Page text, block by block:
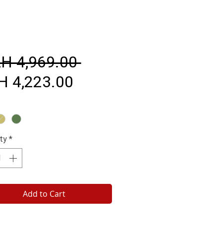
4,969.00 Regular
4,223.00
*
Add to Cart